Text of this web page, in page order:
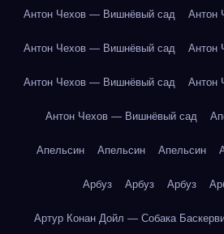
Антон Чехов — Вишнёвый сад Антон
Антон Чехов — Вишнёвый сад Антон
Антон Чехов — Вишнёвый сад Антон
Антон Чехов — Вишнёвый сад
Апельсин Апельсин Апельсин
Арбуз Арбуз Арбуз
Артур Конан Дойл — Собака